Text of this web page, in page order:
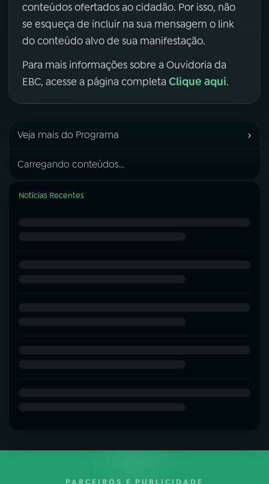
conteúdos ofertados ao cidadão. Por isso, não
se esqueça de incluir na sua mensagem o link
do conteúdo alvo de sua manifestação.
Para mais informações sobre a Ouvidoria da
EBC, acesse a página completa Clique aqui.
Veja mais do Programa ›
Carregando conteúdos...
Notícias Recentes